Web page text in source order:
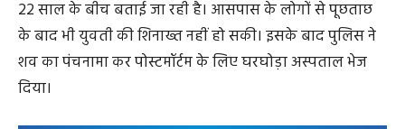
22 साल के बीच बताई जा रही है। आसपास के लोगों से पूछताछ
के बाद भी युवती की शिनाख्त नहीं हो सकी। इसके बाद पुलिस ने
शव का पंचनामा कर पोस्टमॉर्टम के लिए घरघोड़ा अस्पताल भेज
दिया।